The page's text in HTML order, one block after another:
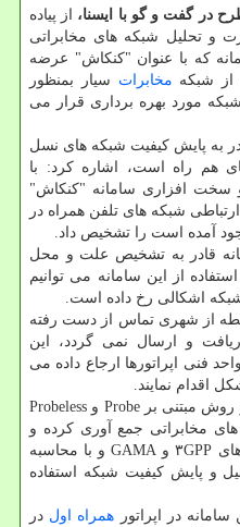
در گفت و گو با ایسنا،
از پیاده
و تحلیل شبكه های مخابراتی
كه با عنوان "كنكاش" عرضه
از شبكه مخابرات سیار بمنظور
مورد بهره برداری قرار می
به پایش كیفیت شبكه های نسل
هم راه است، اشاره كرد: با
و سخت افزاری سامانه "كنكاش"
شبكه های تلفن همراه در
قادر به تشخیص علت و محل
از این سامانه می توانیم
اشكالی رخ داده است.
از شهری تماس از دست رفته
و ارسال نمی گردد، این
فنی اپراتورها ارجاع داده می
اقدام نمایند.
این محقق افزود: این سامانه به دو روش مبتنی بر Probe و Probeless
مخابراتی جمع آوری كرده و
بعد از دیكد آنها مبتنی بر استانداردهای ۳GPP و GAMA و با محاسبه
و پایش كیفیت شبكه استفاده
در اپراتور همراه اول در